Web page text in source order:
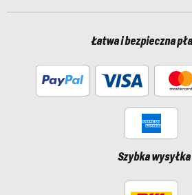
Łatwa i bezpieczna
Szybka wysyłka